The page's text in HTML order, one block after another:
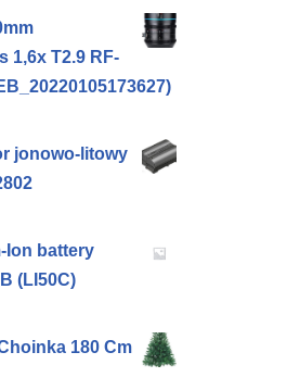
1,6x T2.9 RF-
jonowo-litowy
Ion battery
(LI50C)
180 Cm